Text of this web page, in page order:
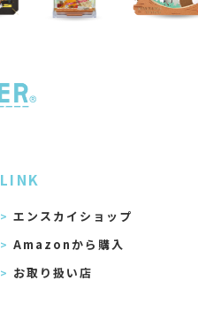
LINK
エンスカイショップ
Amazonから購入
お取り扱い店